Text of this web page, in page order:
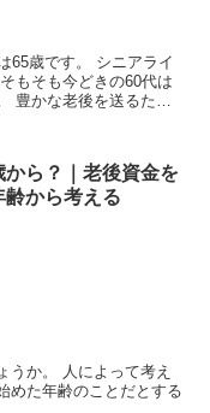
65歳です。 シニアライ
豊かな老後を送るため
ら？｜老後資金を
から考える
って考え
めた年齢のことだとする